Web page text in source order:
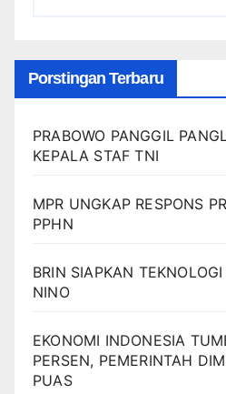
Porstingan Terbaru
PRABOWO PANGGIL
KEPALA STAF TNI
MPR UNGKAP RESPONS
PPHN
BRIN SIAPKAN
NINO
EKONOMI INDONESIA
PERSEN, PEMERINTAH
PUAS